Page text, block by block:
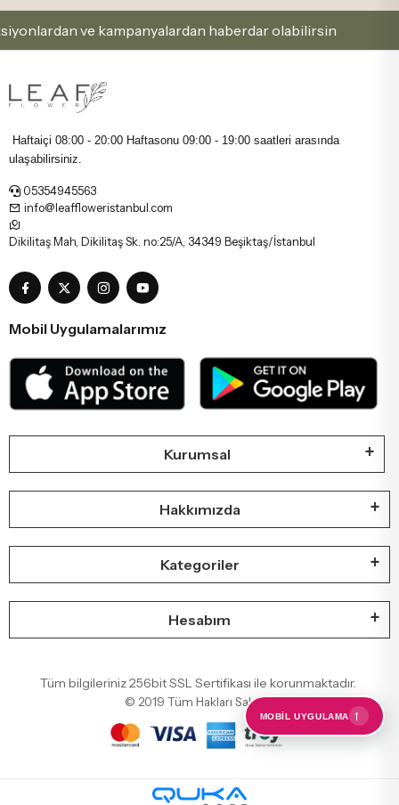
ve kampanyalardan haberdar olabilirsin
Haftaiçi 08:00 - 20:00 Haftasonu 09:00 - 19:00 saatleri arasında
ulaşabilirsiniz.
05354945563
info@leaffloweristanbul.com
Dikilitaş Mah, Dikilitaş Sk. no:25/A, 34349 Beşiktaş/İstanbul
Mobil Uygulamalarımız
Kurumsal
Hakkımızda
Kategoriler
Hesabım
Tüm bilgileriniz 256bit SSL Sertifikası ile korunmaktadır.
© 2019 Tüm Hakları Saklıdır
MOBIL UYGULAMA ←